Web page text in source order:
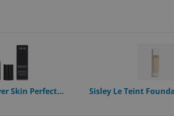
Skin Perfect
Sisley Le Teint